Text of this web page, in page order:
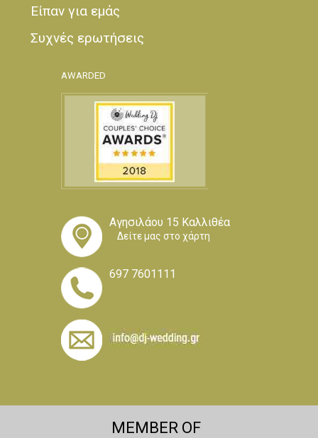
Είπαν για εμάς
Συχνές ερωτήσεις
AWARDED
Αγησιλάου 15 Καλλιθέα
Δείτε μας στο χάρτη
697 7601111
MEMBER OF